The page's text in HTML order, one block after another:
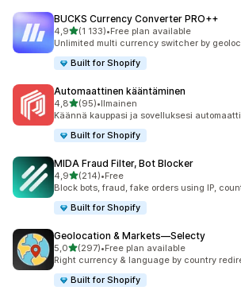
BUCKS Currency Converter PRO++
4,9/ 5 tähteä
(1 133)
1133 arvostelua yhteensä
•Free plan available
Unlimited multi currency switcher by
Built for Shopify
Automaattinen kääntäminen
4,8/ 5 tähteä
(95)
95 arvostelua yhteensä
•Ilmainen
Käännä kauppasi ja sovelluksesi
Built for Shopify
MIDA Fraud Filter, Bot Blocker
4,9/ 5 tähteä
(214)
214 arvostelua yhteensä
•Free
Block bots, fraud, fake orders using IP,
Built for Shopify
Geolocation & Markets—Selecty
5,0/ 5 tähteä
(297)
297 arvostelua yhteensä
•Free plan available
Right currency & language by country
Built for Shopify